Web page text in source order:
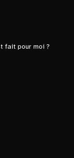
fait pour moi ?